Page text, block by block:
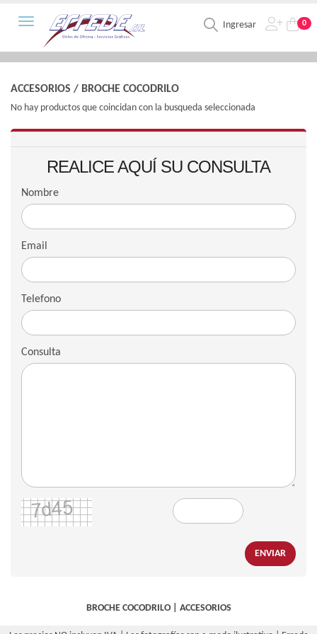
Ingresar 0
Toggle navigation
ACCESORIOS / BROCHE COCODRILO
No hay productos que coincidan con la busqueda seleccionada
REALICE AQUÍ SU CONSULTA
Nombre
Email
Telefono
Consulta
ENVIAR
BROCHE COCODRILO| ACCESORIOS